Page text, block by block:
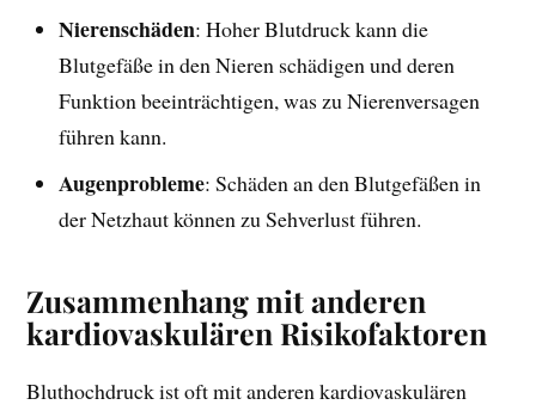
Nierenschäden: Hoher Blutdruck kann die
Blutgefäße in den Nieren schädigen und deren
Funktion beeinträchtigen, was zu Nierenversagen
führen kann.
Augenprobleme: Schäden an den Blutgefäßen in
der Netzhaut können zu Sehverlust führen.
Zusammenhang mit anderen
kardiovaskulären Risikofaktoren
Bluthochdruck ist oft mit anderen kardiovaskulären